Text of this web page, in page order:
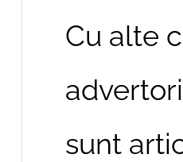
Cu alte
sunt